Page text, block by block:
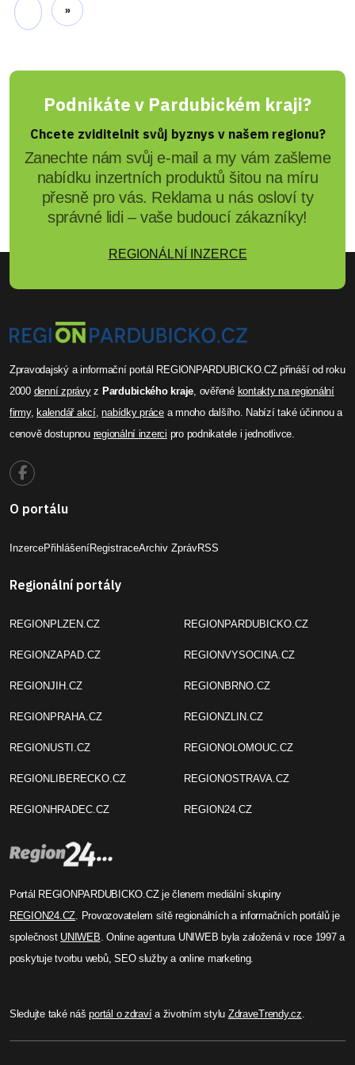
»
Podnikáte v Pardubickém kraji?
Chcete zviditelnit svůj byznys v našem regionu?
Zanechte nám svůj e-mail a my vám zašleme
nabídku inzertních produktů šitou na míru
přesně pro vás. Reklama u nás osloví ty
správné lidi – vaše budoucí zákazníky!
REGIONÁLNÍ INZERCE
Zpravodajský a informační portál REGIONPARDUBICKO.CZ přináší od roku
2000 denní zprávyz Pardubického kraje , ověřené kontakty na regionální
firmy,kalendář akcí,nabídky prácea mnoho dalšího. Nabízí také účinnou a
cenově dostupnou regionální inzerci pro podnikatele i jednotlivce.
O portálu
InzercePřihlášeníRegistraceArchiv ZprávRSS
Regionální portály
REGIONPLZEN.CZ
REGIONZAPAD.CZ
REGIONJIH.CZ
REGIONPRAHA.CZ
REGIONUSTI.CZ
REGIONLIBERECKO.CZ
REGIONHRADEC.CZ
REGIONPARDUBICKO.CZ
REGIONVYSOCINA.CZ
REGIONBRNO.CZ
REGIONZLIN.CZ
REGIONOLOMOUC.CZ
REGIONOSTRAVA.CZ
REGION24.CZ
Portál REGIONPARDUBICKO.CZ je členem mediální skupiny
REGION24.CZ . Provozovatelem sítě regionálních a informačních portálů je
společnost UNIWEB . Online agentura UNIWEB byla založená v roce 1997 a
poskytuje tvorbu webů, SEO služby a online marketing.
Sledujte také nášportál o zdravía životním stylu ZdraveTrendy.cz